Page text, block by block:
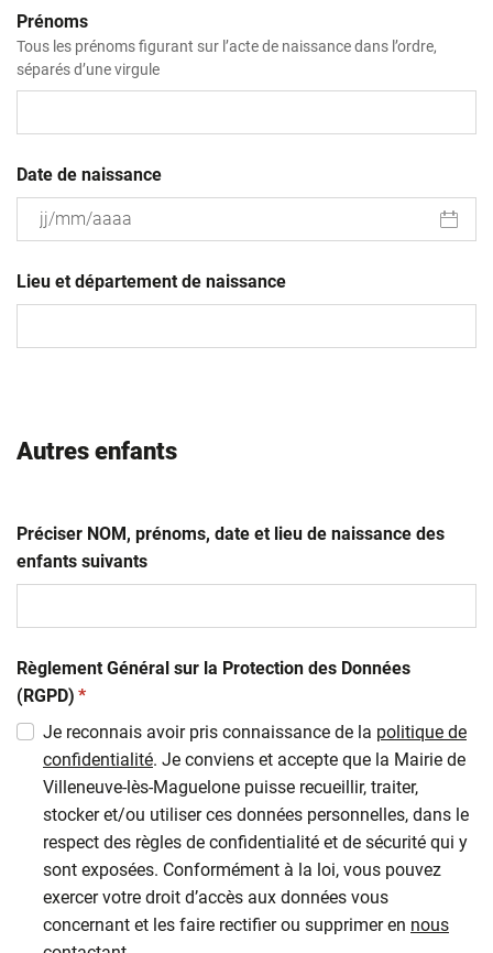
Prénoms
Tous les prénoms figurant sur l’acte de naissance dans l’ordre,
séparés d’une virgule
Date de naissance
slash
MM
Lieu et département de naissance
Autres enfants
Préciser NOM, prénoms, date et lieu de naissance des
enfants suivants
Règlement Général sur la Protection des Données
(RGPD) (obligatoire)
*
Je reconnais avoir pris connaissance de la politique de
confidentialité. Je conviens et accepte que la Mairie de
Villeneuve-lès-Maguelone puisse recueillir, traiter,
stocker et/ou utiliser ces données personnelles, dans le
respect des règles de confidentialité et de sécurité qui y
sont exposées. Conformément à la loi, vous pouvez
exercer votre droit d’accès aux données vous
concernant et les faire rectifier ou supprimer en nous